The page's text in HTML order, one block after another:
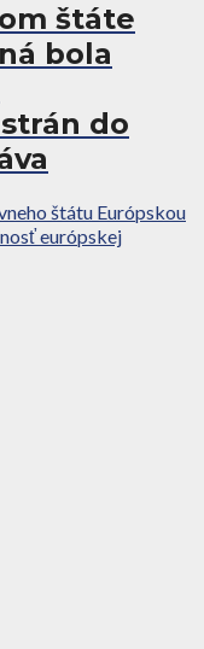
štáte
bola
do
štátu Európskou
európskej